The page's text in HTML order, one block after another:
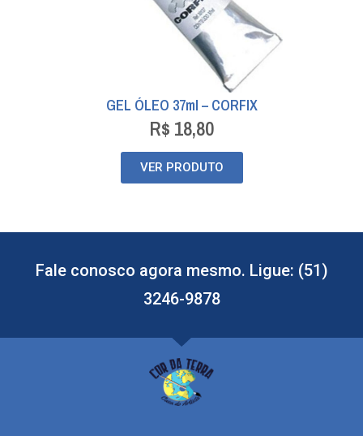
GEL ÓLEO 37ml – CORFIX
R$ 18,80
VER PRODUTO
Fale conosco agora mesmo. Ligue: (51)
3246-9878